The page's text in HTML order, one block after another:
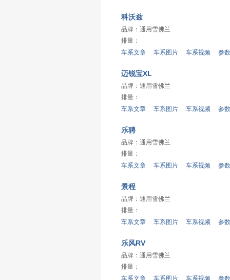
科沃兹
品牌： 通用雪佛兰
排量：
车系文章
车系图片 车系视频 参
迈锐宝XL
品牌： 通用雪佛兰
排量：
车系文章
车系图片 车系视频 参
乐骋
品牌： 通用雪佛兰
排量：
车系文章
车系图片 车系视频 参
景程
品牌： 通用雪佛兰
排量：
车系文章
车系图片 车系视频 参
乐风RV
品牌： 通用雪佛兰
排量：
车系文章
车系图片 车系视频 参